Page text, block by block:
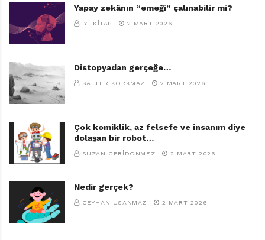
Yapay zekânın “emeği” çalınabilir mi?
İYI KITAP 2 MART 2026
Distopyadan gerçeğe…
SAFTER KORKMAZ 2 MART 2026
Çok komiklik, az felsefe ve insanım diye
dolaşan bir robot…
SUZAN GERIDÖNMEZ 2 MART 2026
Nedir gerçek?
CEYHAN USANMAZ 2 MART 2026